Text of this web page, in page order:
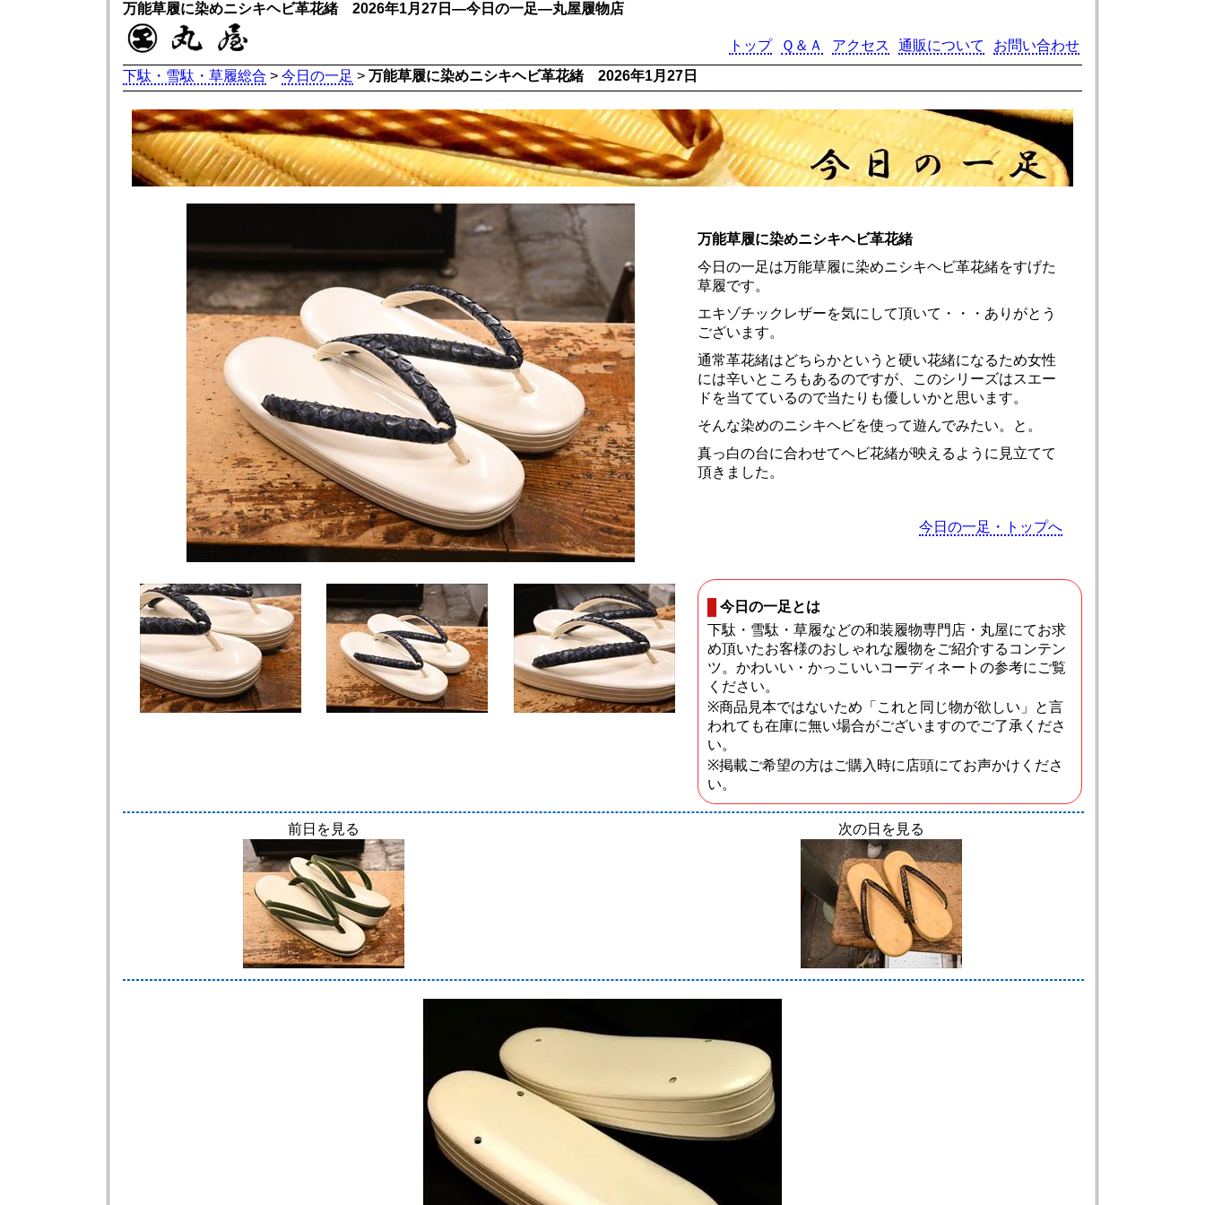
万能草履に染めニシキヘビ革花緒 2026年1月27日―今日の一足―丸屋履物店
トップ Ｑ＆Ａ アクセス 通販について
お問い合わせ
下駄・雪駄・草履総合 > 今日の一足 > 万能草履に染めニシキヘビ革花緒 2026年1月27日
万能草履に染めニシキヘビ革花緒
今日の一足は万能草履に染めニシキヘビ革花緒をすげた
草履です。
エキゾチックレザーを気にして頂いて・・・ありがとう
ございます。
通常革花緒はどちらかというと硬い花緒になるため女性
には辛いところもあるのですが、このシリーズはスエー
ドを当てているので当たりも優しいかと思います。
そんな染めのニシキヘビを使って遊んでみたい。と。
真っ白の台に合わせてヘビ花緒が映えるように見立てて
頂きました。
今日の一足・トップへ
今日の一足とは
下駄・雪駄・草履などの和装履物専門店・丸屋にてお求
め頂いたお客様のおしゃれな履物をご紹介するコンテン
ツ。かわいい・かっこいいコーディネートの参考にご覧
ください。
※商品見本ではないため「これと同じ物が欲しい」と言
われても在庫に無い場合がございますのでご了承くださ
い。
※掲載ご希望の方はご購入時に店頭にてお声かけくださ
い。
前日を見る 次の日を見る